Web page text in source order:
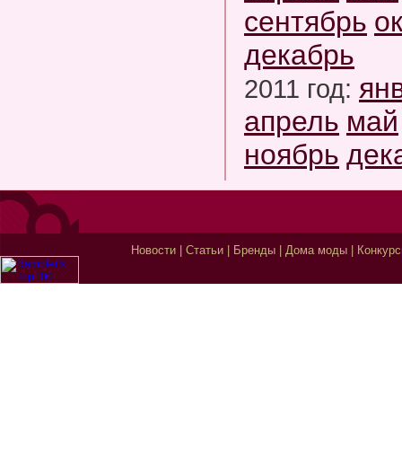
сентябрь
декабрь
2011 год:
апрель май
ноябрь
Новости| Статьи| Бренды| Дома моды|